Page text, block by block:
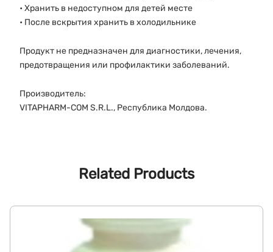
• Хранить в недоступном для детей месте
• После вскрытия хранить в холодильнике
Продукт не предназначен для диагностики, лечения,
предотвращения или профилактики заболеваний.
Производитель:
VITAPHARM-COM S.R.L., Республика Молдова.
Related Products